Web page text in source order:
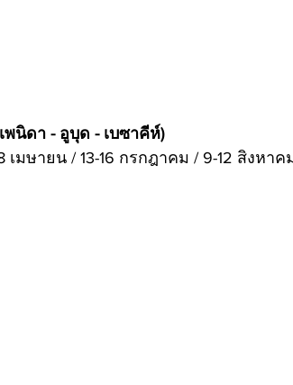
พนิดา - อูบุด - เบซาคีห์)
เมษายน / 13-16 กรกฎาคม / 9-12 สิงหาค